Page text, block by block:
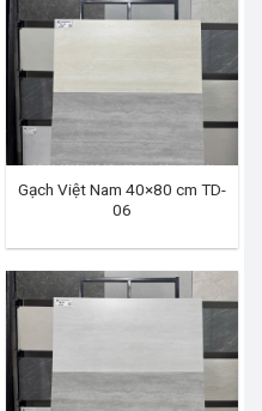
Gạch Việt Nam 40×80 cm TD-
06